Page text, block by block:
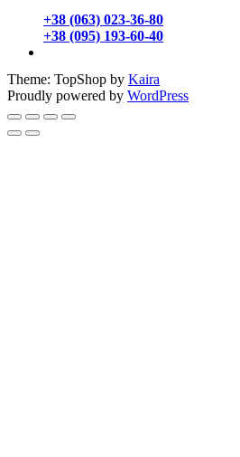
+38 (063) 023-36-80
+38 (095) 193-60-40
Theme: TopShop by Kaira
Proudly powered by WordPress